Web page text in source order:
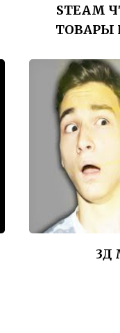
STEAM
ТОВАРЫ
3Д